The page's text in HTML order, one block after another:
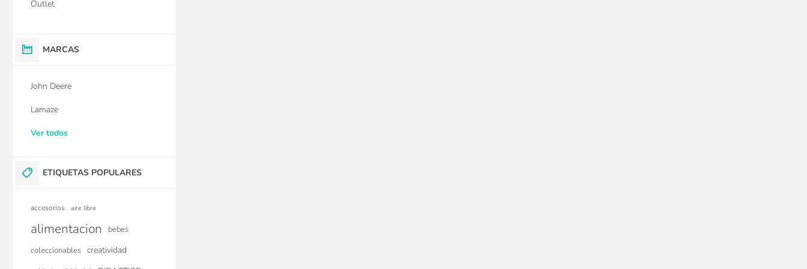
Outlet
MARCAS
John Deere
Lamaze
Ver todos
ETIQUETAS POPULARES
accesorios aire libre
alimentacion bebes
coleccionables creatividad